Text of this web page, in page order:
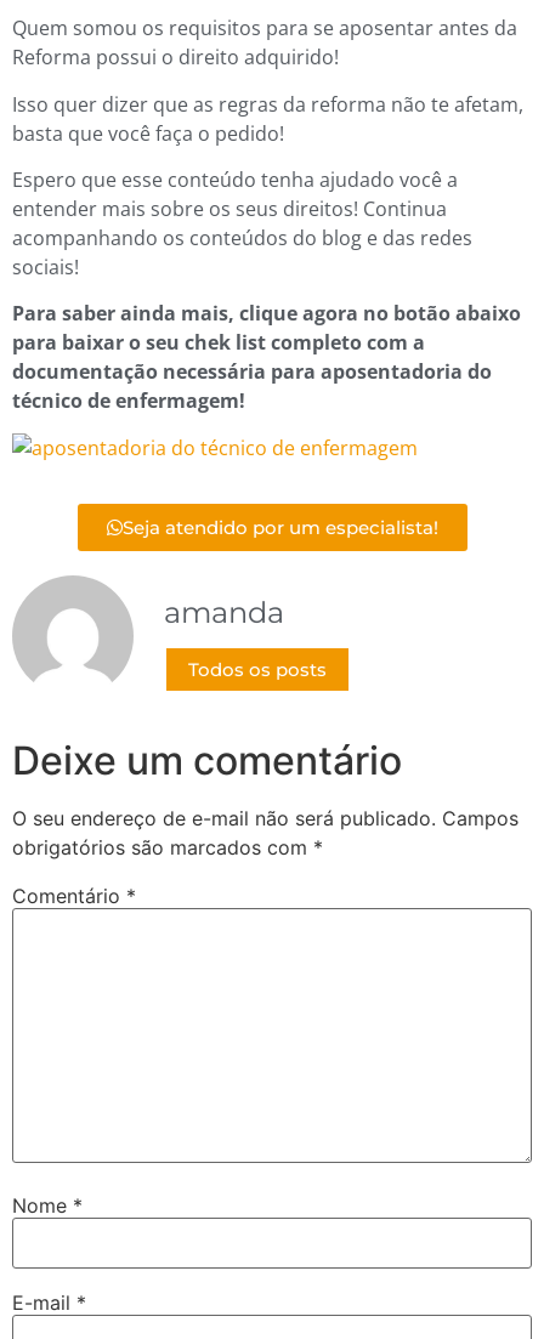
Quem somou os requisitos para se aposentar antes da
Reforma possui o direito adquirido!
Isso quer dizer que as regras da reforma não te afetam,
basta que você faça o pedido!
Espero que esse conteúdo tenha ajudado você a
entender mais sobre os seus direitos! Continua
acompanhando os conteúdos do blog e das redes
sociais!
Para saber ainda mais, clique agora no botão abaixo
para baixar o seu chek list completo com a
documentação necessária para aposentadoria do
técnico de enfermagem!
Seja atendido por um especialista!
amanda
Todos os posts
Deixe um comentário
O seu endereço de e-mail não será publicado. Campos
obrigatórios são marcados com *
Comentário *
Nome *
E-mail *